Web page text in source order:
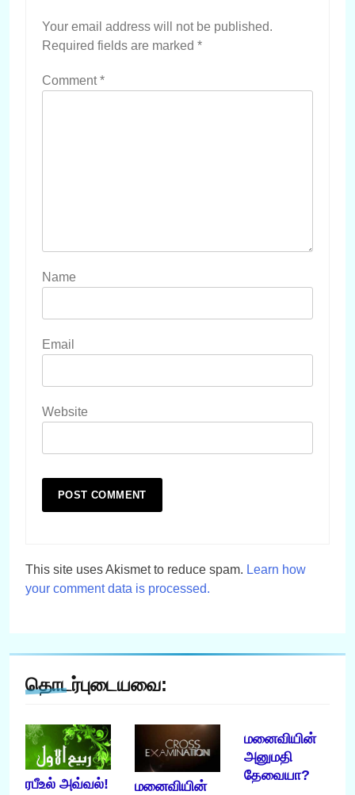
Your email address will not be published.
Required fields are marked *
Comment*
Name
Email
Website
This site uses Akismet to reduce spam. Learn how
your comment data is processed.
தொடர்புடையவை:
ரபீஉல் அவ்வல்!
மனைவியின்
மனைவியின்
அனுமதி
தேவையா?